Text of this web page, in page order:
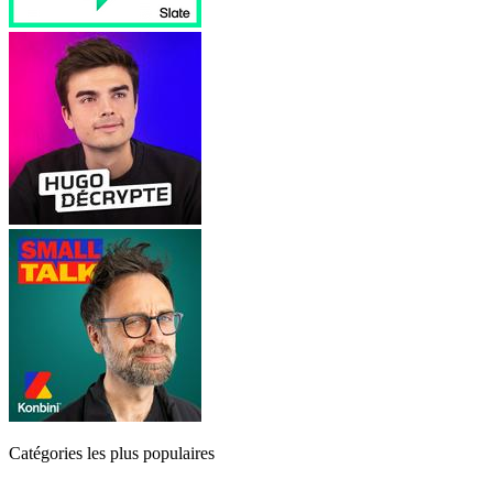
Catégories les plus populaires